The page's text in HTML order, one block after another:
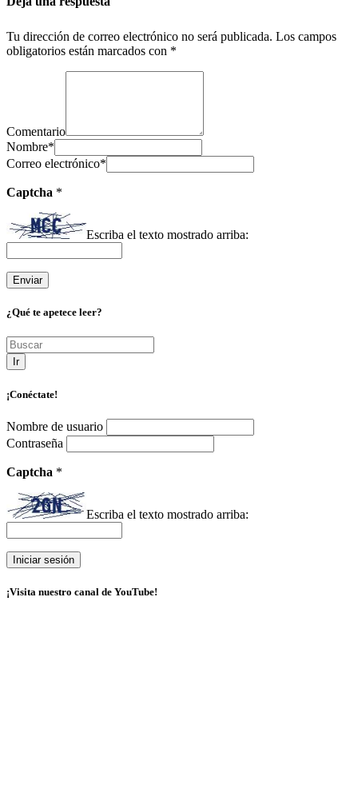
Tu dirección de correo electrónico no será publicada. Los campos
obligatorios están marcados con *
Comentario
Nombre*
Correo electrónico*
Captcha *
Escriba el texto mostrado arriba:
¿Qué te apetece leer?
Ir
¡Conéctate!
Nombre de usuario
Contraseña
Captcha *
Escriba el texto mostrado arriba:
¡Visita nuestro canal de YouTube!